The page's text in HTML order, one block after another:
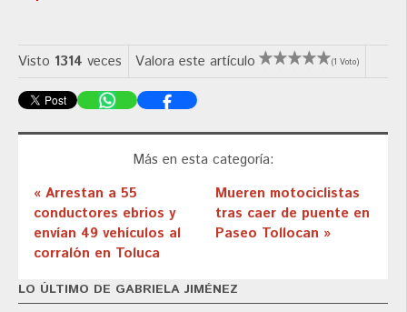
Visto 1314 veces Valora este artículo (1 Voto)
Más en esta categoría:
« Arrestan a 55
conductores ebrios y
envían 49 vehículos al
corralón en Toluca
Mueren motociclistas
tras caer de puente en
Paseo Tollocan »
LO ÚLTIMO DE GABRIELA JIMÉNEZ